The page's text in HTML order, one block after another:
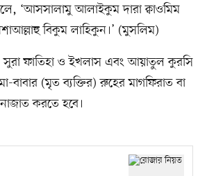
‘আসসালামু আলাইকুম দারা ক্বাওমিম
বিকুম লাহিকুন।’ (মুসলিম)
ফাতিহা ও ইখলাস এবং আয়াতুল কুরসি
বাবার (মৃত ব্যক্তির) রুহের মাগফিরাত বা
করতে হবে।